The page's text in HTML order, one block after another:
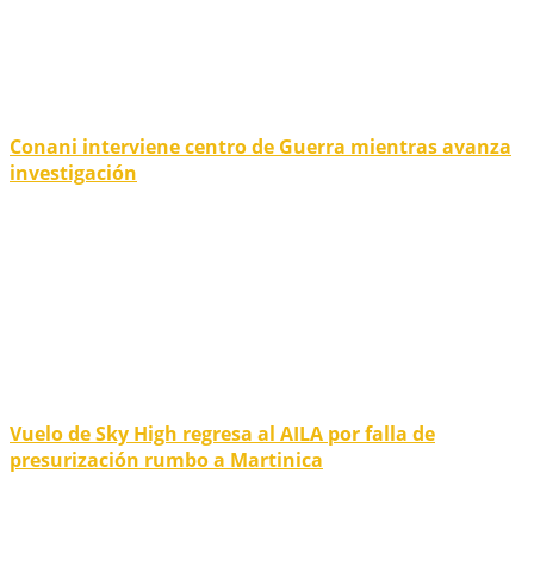
Conani interviene centro de Guerra mientras avanza
investigación
Vuelo de Sky High regresa al AILA por falla de
presurización rumbo a Martinica